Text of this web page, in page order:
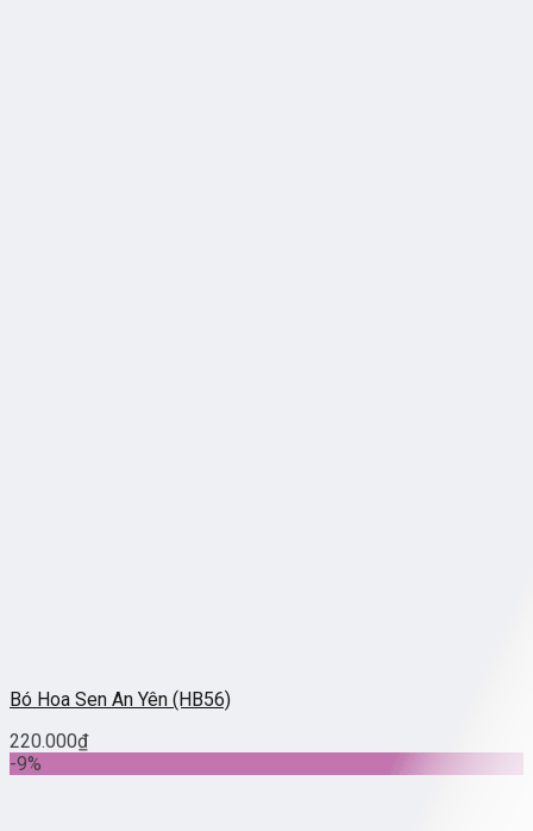
Bó Hoa Sen An Yên (HB56)
220.000₫
-9%